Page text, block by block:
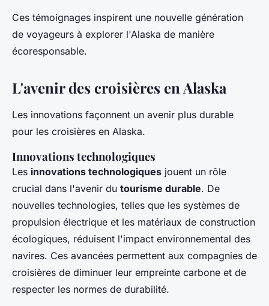
Ces témoignages inspirent une nouvelle génération
de voyageurs à explorer l'Alaska de manière
écoresponsable.
L'avenir des croisières en Alaska
Les innovations façonnent un avenir plus durable
pour les croisières en Alaska.
Innovations technologiques
Les innovations technologiques jouent un rôle
crucial dans l'avenir du tourisme durable. De
nouvelles technologies, telles que les systèmes de
propulsion électrique et les matériaux de construction
écologiques, réduisent l'impact environnemental des
navires. Ces avancées permettent aux compagnies de
croisières de diminuer leur empreinte carbone et de
respecter les normes de durabilité.